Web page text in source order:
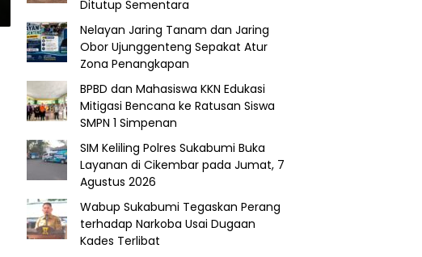
Ditutup Sementara
Nelayan Jaring Tanam dan Jaring
Obor Ujunggenteng Sepakat Atur
Zona Penangkapan
BPBD dan Mahasiswa KKN Edukasi
Mitigasi Bencana ke Ratusan Siswa
SMPN 1 Simpenan
SIM Keliling Polres Sukabumi Buka
Layanan di Cikembar pada Jumat, 7
Agustus 2026
Wabup Sukabumi Tegaskan Perang
terhadap Narkoba Usai Dugaan
Kades Terlibat